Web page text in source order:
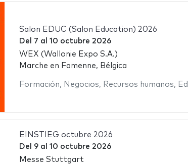
Salon EDUC (Salon Education) 2026
Del 7 al 10 octubre 2026
WEX (Wallonie Expo S.A.)
Marche en Famenne, Bélgica
Formación, Negocios, Recursos humanos,
EINSTIEG octubre 2026
Del 9al 10 octubre 2026
Messe Stuttgart